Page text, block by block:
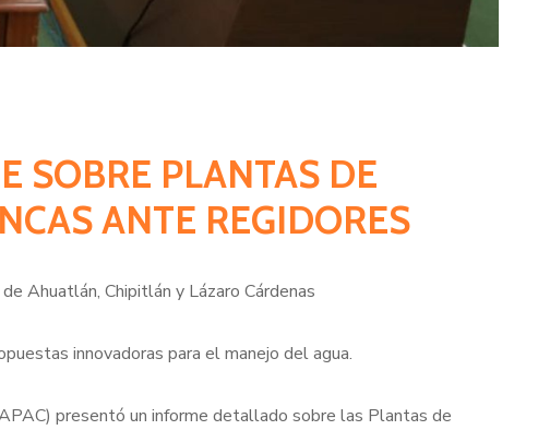
SOBRE PLANTAS DE
ANTE REGIDORES
Ahuatlán, Chipitlán y Lázaro Cárdenas
innovadoras para el manejo del agua.
presentó un informe detallado sobre las Plantas de